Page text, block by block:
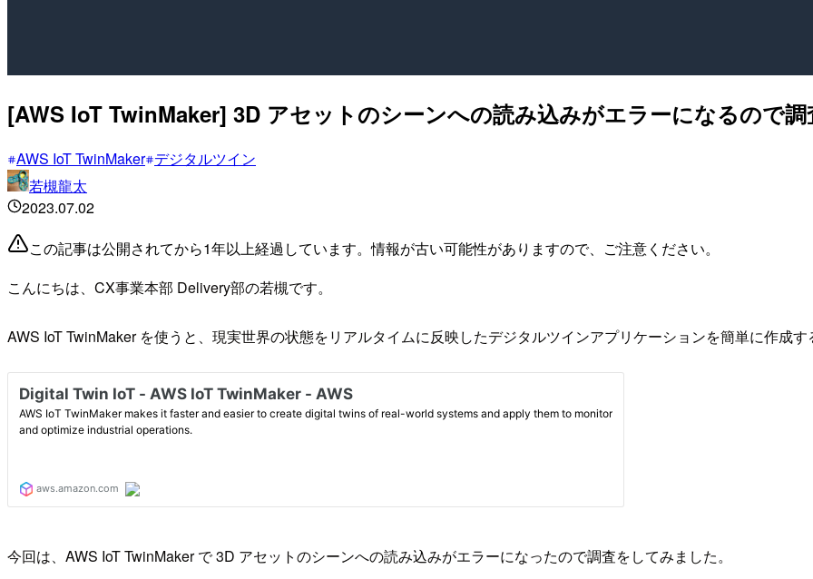
[AWS IoT TwinMaker] 3D アセットのシーンへの読み込みがエラーになるので
AWS IoT TwinMaker デジタルツイン
若槻龍太
2023.07.02
この記事は公開されてから1年以上経過しています。情報が古い可能性がありますので、ご注意ください。
こんにちは、CX事業本部 Delivery部の若槻です。
AWS IoT TwinMaker を使うと、現実世界の状態をリアルタイムに反映したデジタルツインアプリケーションを簡単に作成す
今回は、AWS IoT TwinMaker で 3D アセットのシーンへの読み込みがエラーになったので調査をしてみました。